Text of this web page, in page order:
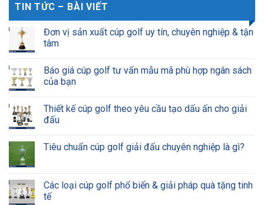
TIN TỨC – BÀI VIẾT
Đơn vị sản xuất cúp golf uy tín, chuyên nghiệp & tận
tâm
Báo giá cúp golf tư vấn mẫu mã phù hợp ngân sách
của bạn
Thiết kế cúp golf theo yêu cầu tạo dấu ấn cho giải
đấu
Tiêu chuẩn cúp golf giải đấu chuyên nghiệp là gì?
Các loại cúp golf phổ biến & giải pháp quà tặng tinh
tế